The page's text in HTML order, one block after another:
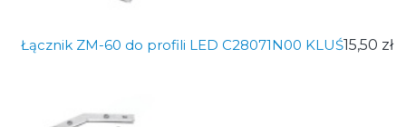
Łącznik ZM-60 do profili LED C28071N00 KLUŚ15,50 zł